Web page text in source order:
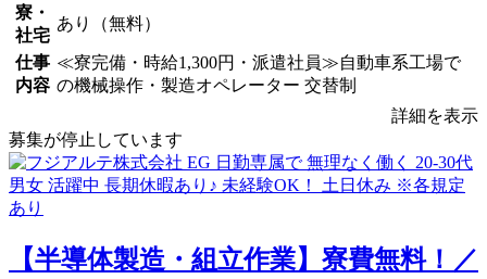
寮・
社宅
あり（無料）
仕事
内容
≪寮完備・時給1,300円・派遣社員≫自動車系工場で
の機械操作・製造オペレーター 交替制
詳細を表示
募集が停止しています
【半導体製造・組立作業】寮費無料！／